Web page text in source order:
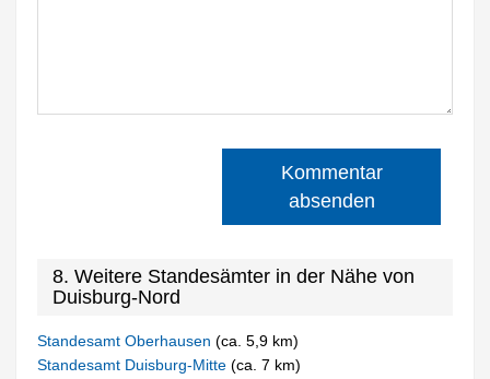
Kommentar
absenden
8. Weitere Standesämter in der Nähe von
Duisburg-Nord
Standesamt Oberhausen(ca. 5,9 km)
Standesamt Duisburg-Mitte(ca. 7 km)